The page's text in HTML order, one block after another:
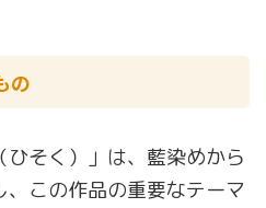
の
そく）」は、藍染めから
この作品の重要なテーマ